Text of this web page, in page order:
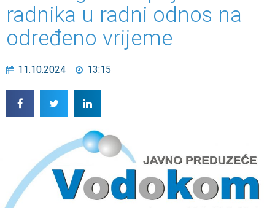
radnika u radni odnos na
određeno vrijeme
11.10.2024 13:15